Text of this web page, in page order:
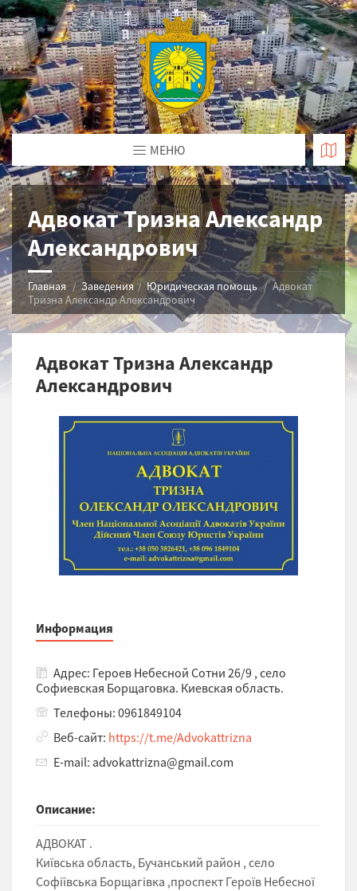
МЕНЮ
Адвокат Тризна Александр
Александрович
Главная Заведения Юридическая помощь
Адвокат
Тризна Александр Александрович
Адвокат Тризна Александр
Александрович
Информация
Адрес: Героев Небесной Сотни 26/9 , село
Софиевская Борщаговка. Киевская область.
Телефоны: 0961849104
Веб-сайт: https://t.me/Advokattrizna
E-mail: advokattrizna@gmail.com
Описание:
АДВОКАТ .
Київська область, Бучанський район , село
Софіївська Борщагівка ,проспект Героїв Небесної